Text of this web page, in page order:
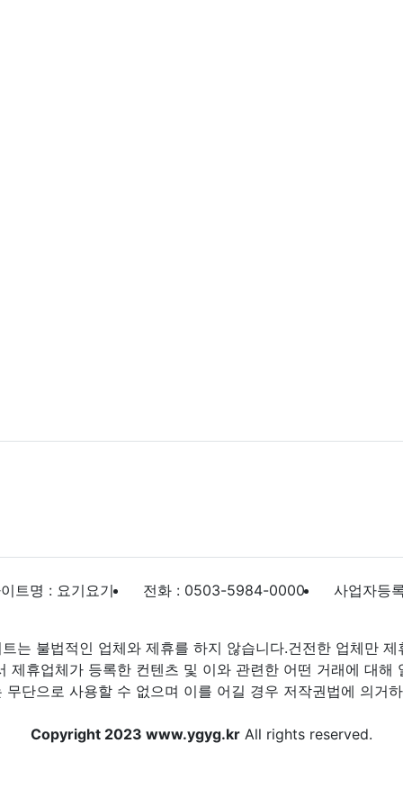
트명 : 요기요기 전화 : 0503-5984-0000 사업자등
는 불법적인 업체와 제휴를 하지 않습니다.건전한 업체만 제
제휴업체가 등록한 컨텐츠 및 이와 관련한 어떤 거래에 대해
단으로 사용할 수 없으며 이를 어길 경우 저작권법에 의거
Copyright 2023 www.ygyg.kr All rights reserved.